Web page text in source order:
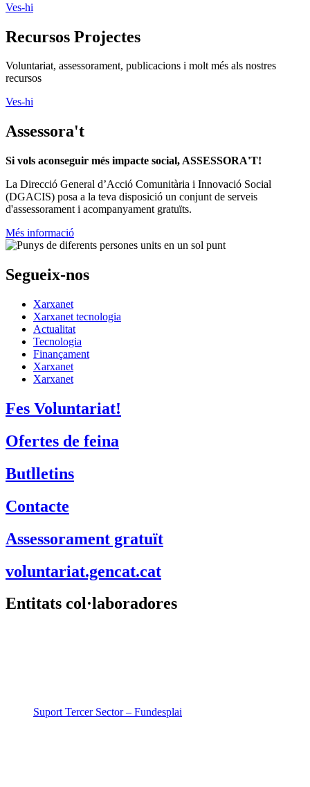
Ves-hi
Recursos Projectes
Voluntariat, assessorament, publicacions i molt més als nostres
recursos
Ves-hi
Assessora't
Si vols aconseguir més impacte social, ASSESSORA'T!
La Direcció General d’Acció Comunitària i Innovació Social
(DGACIS) posa a la teva disposició un conjunt de serveis
d'assessorament i acompanyament gratuïts.
Més informació
Segueix-nos
Xarxanet
Xarxanet tecnologia
Actualitat
Tecnologia
Finançament
Xarxanet
Xarxanet
Fes Voluntariat!
Ofertes de feina
Butlletins
Contacte
Assessorament gratuït
voluntariat.gencat.cat
Entitats col·laboradores
Suport Tercer Sector – Fundesplai